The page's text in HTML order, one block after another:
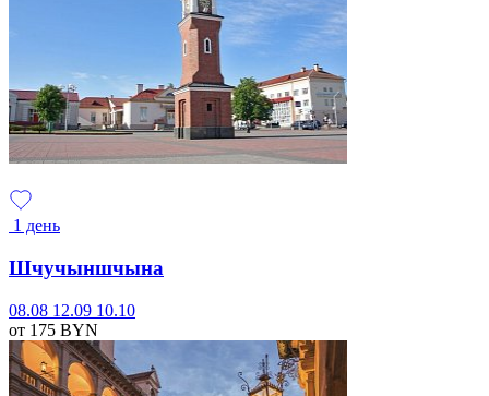
1 день
Шчучыншчына
08.08 12.09 10.10
от 175 BYN